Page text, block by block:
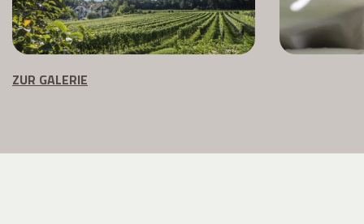
ZUR GALERIE